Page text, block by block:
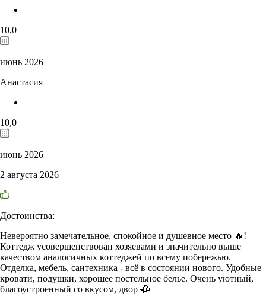
10,0
июнь 2026
Анастасия
10,0
июнь 2026
2 августа 2026
Достоинства:
Невероятно замечательное, спокойное и душевное место 🔥!
Коттедж усовершенствован хозяевами и значительно выше
качеством аналогичных коттеджей по всему побережью.
Отделка, мебель, сантехника - всё в состоянии нового. Удобные
кровати, подушки, хорошее постельное белье. Очень уютный,
благоустроенный со вкусом, двор 🥀